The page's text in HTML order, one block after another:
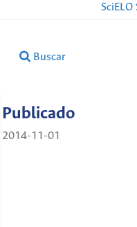
Buscar
Publicado
2014-11-01